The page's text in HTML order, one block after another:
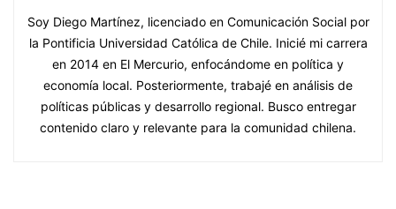
Soy Diego Martínez, licenciado en Comunicación Social por
la Pontificia Universidad Católica de Chile. Inicié mi carrera
en 2014 en El Mercurio, enfocándome en política y
economía local. Posteriormente, trabajé en análisis de
políticas públicas y desarrollo regional. Busco entregar
contenido claro y relevante para la comunidad chilena.